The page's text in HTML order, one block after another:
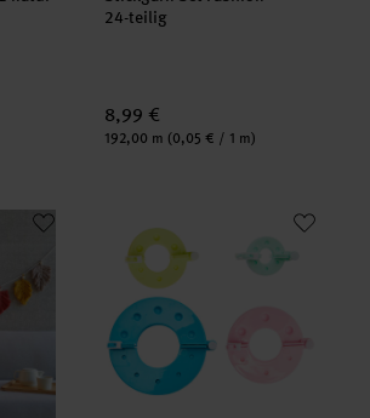
24-teilig
8,99 €
Inhalt:
192,00 m (0,05 € / 1 m)
Blättergirlande